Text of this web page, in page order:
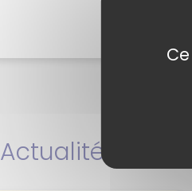
Actualités en